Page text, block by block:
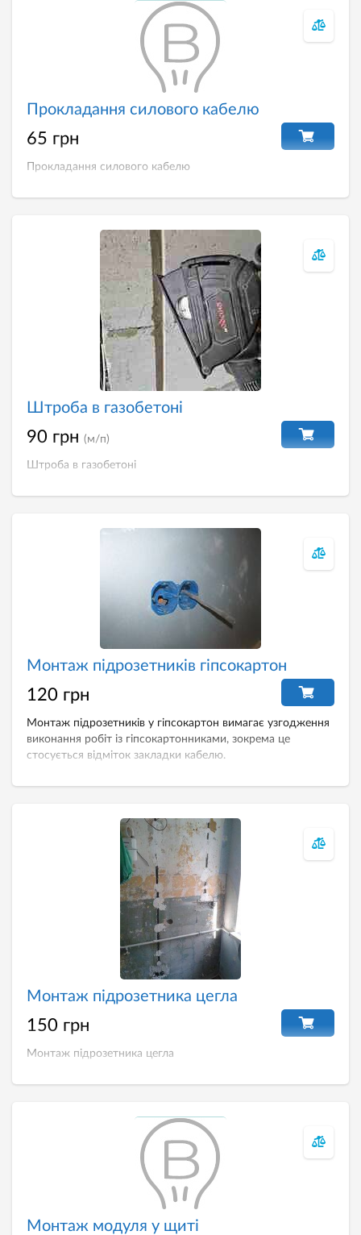
Прокладання силового кабелю
65 грн
Прокладання силового кабелю
Штроба в газобетоні
90 грн (м/п)
Штроба в газобетоні
Монтаж підрозетників гіпсокартон
120 грн
Монтаж підрозетників у гіпсокартон вимагає узгодження
виконання робіт із гіпсокартонниками, зокрема це
стосується відміток закладки кабелю.
Монтаж підрозетника цегла
150 грн
Монтаж підрозетника цегла
Монтаж модуля у щиті